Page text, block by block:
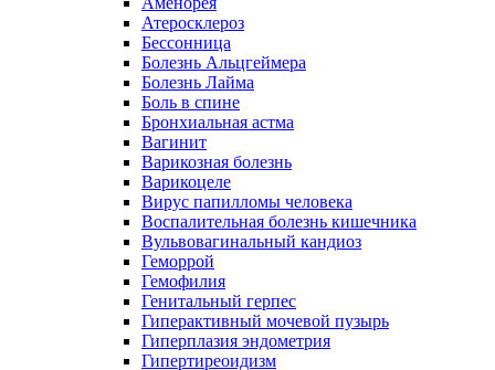
Атеросклероз
Бессонница
Болезнь Альцгеймера
Болезнь Лайма
Боль в спине
Бронхиальная астма
Вагинит
Варикозная болезнь
Варикоцеле
Вирус папилломы человека
Воспалительная болезнь кишечника
Вульвовагинальный кандиоз
Геморрой
Гемофилия
Генитальный герпес
Гиперактивный мочевой пузырь
Гиперплазия эндометрия
Гипертиреоидизм